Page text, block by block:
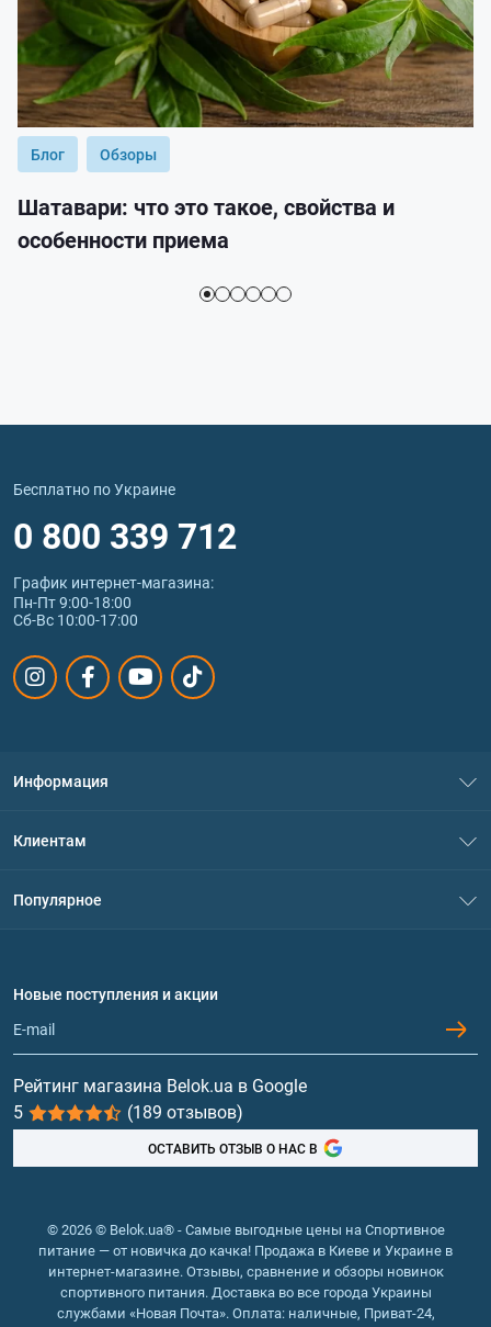
Блог Обзоры
Шатавари: что это такое, свойства и
особенности приема
Бесплатно по Украине
0 800 339 712
График интернет‑магазина:
Пн-Пт 9:00-18:00
Сб-Вс 10:00-17:00
Информация
Политика конфиденциальности
Обмен и возврат
Клиентам
Популярное
Протеин
Гейнеры
Витамины и минералы
Рыбий жир, жирные кислоты
Новые поступления и акции
Рейтинг магазина Belok.ua в Google
5
(189 отзывов)
ОСТАВИТЬ ОТЗЫВ О НАС В
© 2026 © Belok.ua® - Самые выгодные цены на Спортивное
питание — от новичка до качка! Продажа в Киеве и Украине в
интернет-магазине. Отзывы, сравнение и обзоры новинок
спортивного питания. Доставка во все города Украины
службами «Новая Почта». Оплата: наличные, Приват-24,